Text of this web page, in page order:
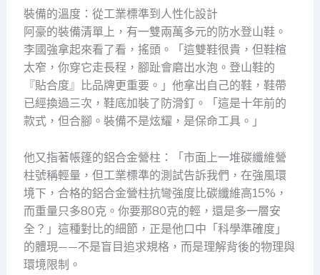
裝備的溫度：從工業標準到人性化設計
阿豪的裝備清單上，有一雙兩萬多元的防水登山鞋。
李國強拿起來看了看，搖頭。「這雙鞋很貴，但鞋楦
太窄，你穿它走長程，腳趾會磨出水泡。登山鞋的
『貼合度』比品牌更重要。」他拿出自己的鞋，鞋帶
已經換過三次，鞋底加裝了防滑釘。「這是十年前的
款式，但合腳。裝備不是炫耀，是保命工具。」
他又指著帳篷的鋁合金營柱：「市面上一堆碳纖維營
柱號稱輕量，但工業標準的測試告訴我們，在強風環
境下，合格的鋁合金營柱抗彎強度比碳纖維高15%，
而重量只多80克。你要那80克的輕，還是多一層安
全？」這種對比的細節，正是他口中「科學準確度」
的體現——不是盲目追求規格，而是理解背後的物理與
環境限制。